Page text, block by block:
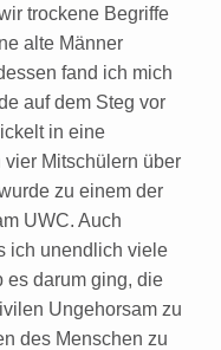
trockene Begriffe
alte Männer
fand ich mich
auf dem Steg vor
in eine
Mitschülern über
zu einem der
UWC. Auch
ich unendlich viele
es darum ging, die
Ungehorsam zu
des Menschen zu